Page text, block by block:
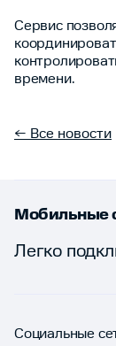
Сервис
времени.
← Все новости
Мобильные
Легко
Социальные